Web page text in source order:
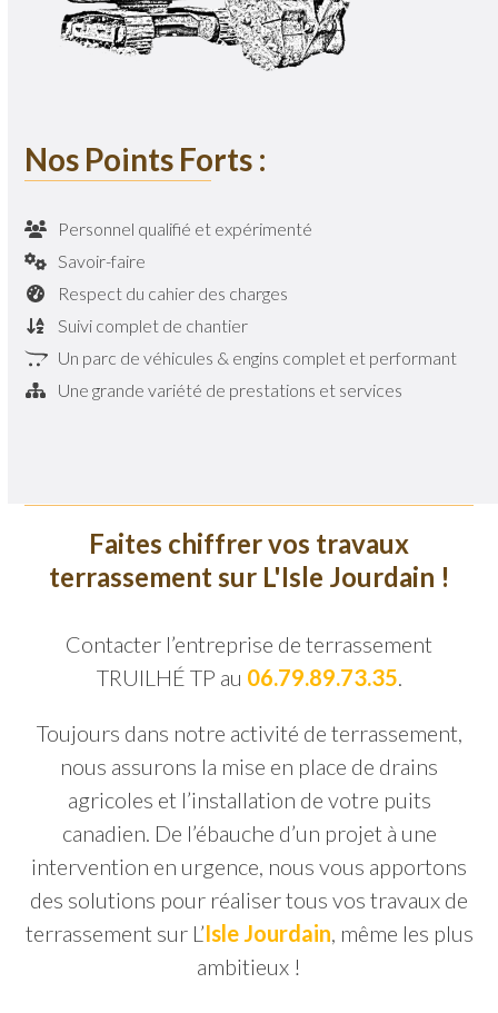
Nos Points Forts :
Personnel qualifié et expérimenté
Savoir-faire
Respect du cahier des charges
Suivi complet de chantier
Un parc de véhicules & engins complet et performant
Une grande variété de prestations et services
Faites chiffrer vos travaux
terrassement sur L'Isle Jourdain !
Contacter l’entreprise de terrassement
TRUILHÉ TP au 06.79.89.73.35.
Toujours dans notre activité de terrassement,
nous assurons la mise en place de drains
agricoles et l’installation de votre puits
canadien. De l’ébauche d’un projet à une
intervention en urgence, nous vous apportons
des solutions pour réaliser tous vos travaux de
terrassement sur L’Isle Jourdain, même les plus
ambitieux !